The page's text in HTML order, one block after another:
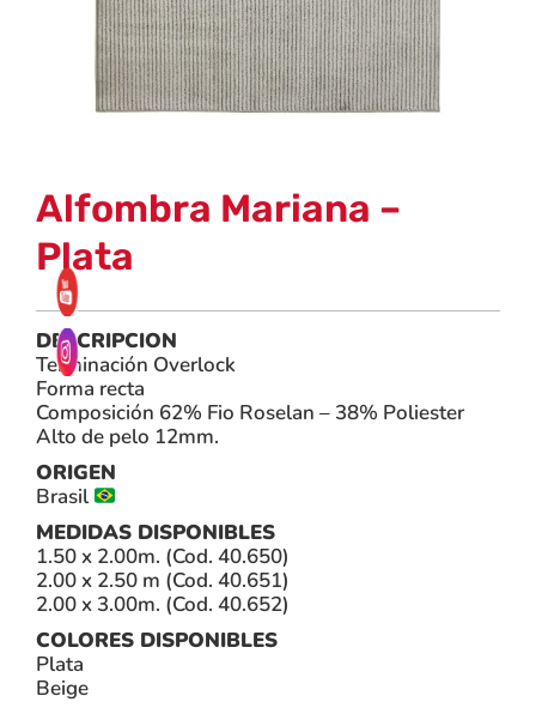
Alfombra Mariana –
Plata
DESCRIPCION
Terminación Overlock
Forma recta
Composición 62% Fio Roselan – 38% Poliester
Alto de pelo 12mm.
ORIGEN
Brasil
MEDIDAS DISPONIBLES
1.50 x 2.00m. (Cod. 40.650)
2.00 x 2.50 m (Cod. 40.651)
2.00 x 3.00m. (Cod. 40.652)
COLORES DISPONIBLES
Plata
Beige